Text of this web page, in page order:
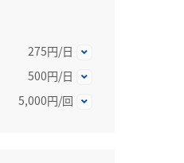
275円/日
500円/日
5,000円/回